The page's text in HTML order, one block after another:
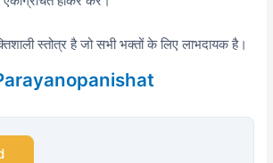
स्तोत्र है जो सभी भक्तों के लिए लाभदायक है।
Parayanopanishat